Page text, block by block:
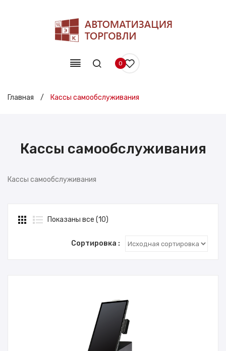
0
Главная / Кассы самообслуживания
Кассы самообслуживания
Кассы самообслуживания
Показаны все (10)
Сортировка :